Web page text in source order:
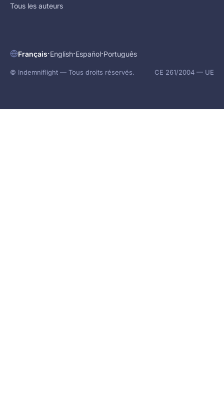
Tous les auteurs
Français·English·Español·Português
© Indemniflight — Tous droits réservés. CE 261/2004 — UE